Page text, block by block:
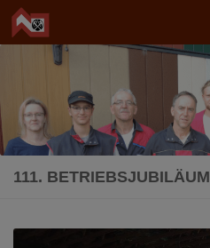
Zum Inhalt springen
111. BETRIEBSJUBILÄUM